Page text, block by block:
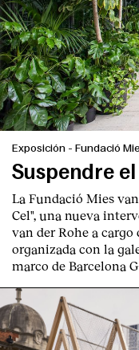
Exposición - Fundació
Suspendre
La Fundació Mies
Cel", una nueva
van der Rohe a
organizada con la
marco de Barcelona